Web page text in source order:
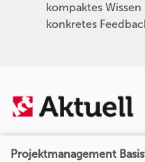
kompaktes
konkretes
Projektmanagement